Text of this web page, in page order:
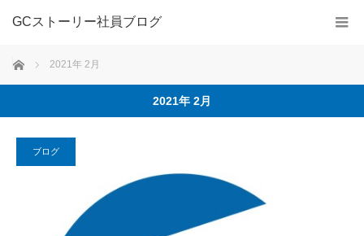
GCストーリー社員ブログ
ホーム 2021年 2月
2021年 2月
ブログ